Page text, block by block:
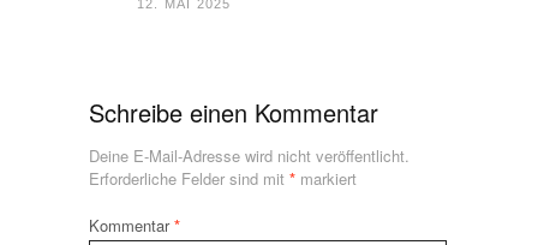
12. MAI 2025
Schreibe einen Kommentar
Deine E-Mail-Adresse wird nicht veröffentlicht.
Erforderliche Felder sind mit * markiert
Kommentar*